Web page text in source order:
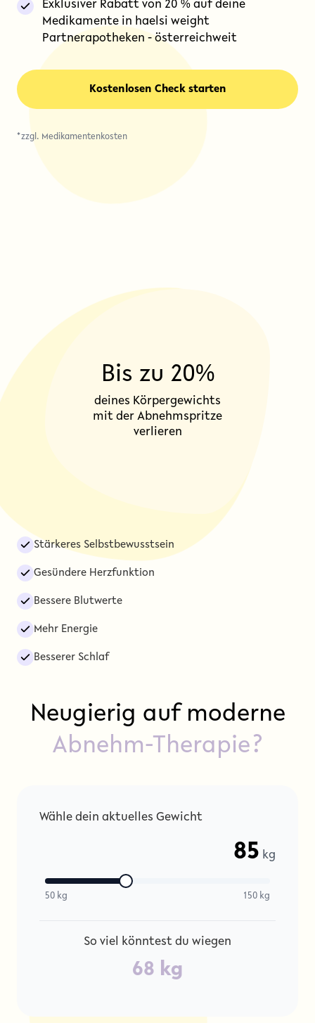
Exklusiver Rabatt von 20 % auf deine
Medikamente in haelsi weight
Partnerapotheken - österreichweit
Kostenlosen Check starten
*zzgl. Medikamentenkosten
Bis zu 20%
deines Körpergewichts
mit der Abnehmspritze
verlieren
Stärkeres Selbstbewusstsein
Gesündere Herzfunktion
Bessere Blutwerte
Mehr Energie
Besserer Schlaf
Neugierig auf moderne
Abnehm-Therapie?
Wähle dein aktuelles Gewicht
85 kg
50 kg 150 kg
So viel könntest du wiegen
68 kg